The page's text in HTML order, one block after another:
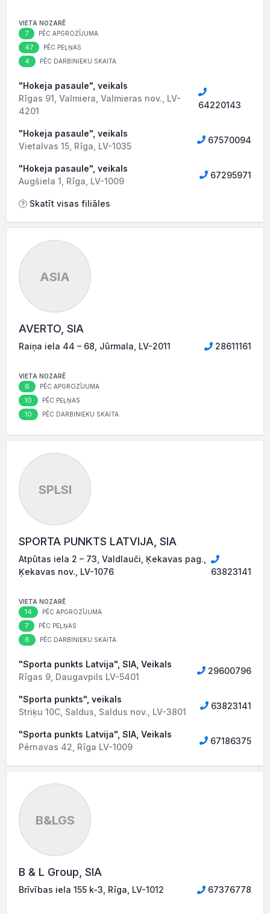
VIETA NOZARĒ
7 PĒC APGROZĪJUMA
47 PĒC PEĻŅAS
4 PĒC DARBINIEKU SKAITA
"Hokeja pasaule", veikals
Rīgas 91, Valmiera, Valmieras nov., LV-
4201
64220143
"Hokeja pasaule", veikals
Vietalvas 15, Rīga, LV-1035
67570094
"Hokeja pasaule", veikals
Augšiela 1, Rīga, LV-1009
67295971
Skatīt visas filiāles
ASIA
AVERTO, SIA
Raiņa iela 44 – 68, Jūrmala, LV-2011 28611161
VIETA NOZARĒ
6 PĒC APGROZĪJUMA
10 PĒC PEĻŅAS
10 PĒC DARBINIEKU SKAITA
SPLSI
SPORTA PUNKTS LATVIJA, SIA
Atpūtas iela 2 – 73, Valdlauči, Ķekavas pag.,
Ķekavas nov., LV-1076
63823141
VIETA NOZARĒ
14 PĒC APGROZĪJUMA
7 PĒC PEĻŅAS
6 PĒC DARBINIEKU SKAITA
"Sporta punkts Latvija", SIA, Veikals
Rīgas 9, Daugavpils LV-5401
29600796
"Sporta punkts", veikals
Striķu 10C, Saldus, Saldus nov., LV-3801
63823141
"Sporta punkts Latvija", SIA, Veikals
Pērnavas 42, Rīga LV-1009
67186375
B&LGS
B & L Group, SIA
Brīvības iela 155 k-3, Rīga, LV-1012 67376778